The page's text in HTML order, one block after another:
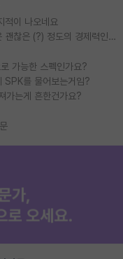
적이 나오네요
박사진학하기에 2억은 괜찮은 (?) 정도의 경제력인가요
가능한 스펙인가요?
SPK를 물어보는거임?
가는게 흔한건가요?